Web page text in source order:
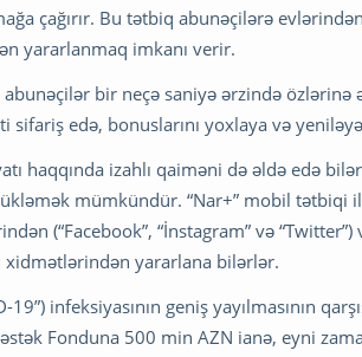
çağırır. Bu tətbiq abunəçilərə
yararlanmaq imkanı verir.
bir neçə saniyə ərzində özlərinə
edə, bonuslarını yoxlaya və
haqqında izahlı qaiməni də əldə edə
mümkündür. “Nar+” mobil tətbiqi
(“Facebook”, “İnstagram” və
xidmətlərindən yararlana bilərlər.
infeksiyasının geniş yayılmasının
Fonduna 500 min AZN ianə, eyni